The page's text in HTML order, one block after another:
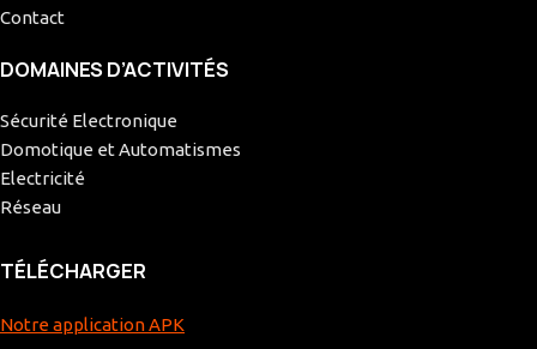
Contact
DOMAINES D’ACTIVITÉS
Sécurité Electronique
Domotique et Automatismes
Electricité
Réseau
TÉLÉCHARGER
Notre application APK